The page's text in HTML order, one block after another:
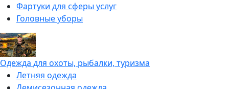
Фартуки для сферы услуг
Головные уборы
Одежда для охоты, рыбалки, туризма
Летняя одежда